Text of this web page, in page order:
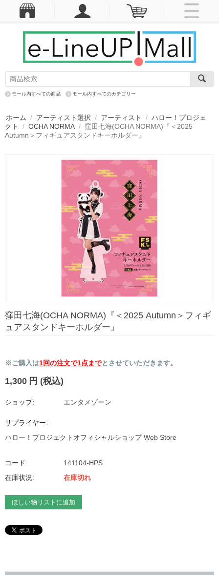
モール内すべての商品 モール内すべてのカテゴリー
ホーム / アーティスト選択 / アーティスト / ハロー！プロジェ
クト
/ OCHA NORMA / 窪田七海(OCHA NORMA)『＜2025
Autumn＞フィギュアスタンドキーホルダー』
窪田七海(OCHA NORMA)『＜2025 Autumn＞フィギ
ュアスタンドキーホルダー』
※ご購入は1回の注文で1点までとさせていただきます。
1,300 円 (税込)
ショップ: エンタメゾーン
サプライヤー:
ハロー！プロジェクトオフィシャルショップ Web Store
コード:
141104-HPS
在庫状況:
在庫切れ
ほしい物リストに追加